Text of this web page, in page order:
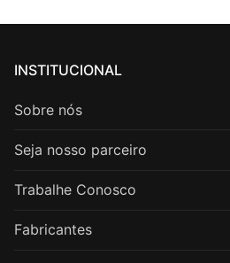
INSTITUCIONAL
Sobre nós
Seja nosso parceiro
Trabalhe Conosco
Fabricantes